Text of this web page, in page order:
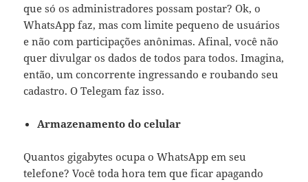
que só os administradores possam postar? Ok, o
WhatsApp faz, mas com limite pequeno de usuários
e não com participações anônimas. Afinal, você não
quer divulgar os dados de todos para todos. Imagina,
então, um concorrente ingressando e roubando seu
cadastro. O Telegam faz isso.
Armazenamento do celular
Quantos gigabytes ocupa o WhatsApp em seu
telefone? Você toda hora tem que ficar apagando